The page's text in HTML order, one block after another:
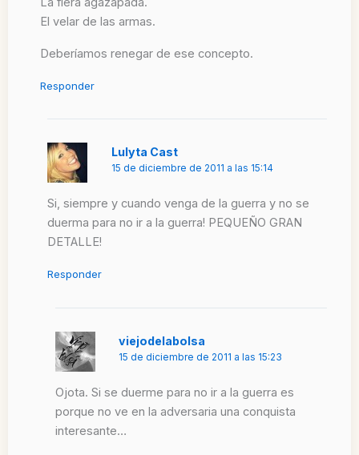
El velar de las armas.
Deberíamos renegar de ese concepto.
Responder
Lulyta Cast
15 de diciembre de 2011 a las 15:14
Si, siempre y cuando venga de la guerra y no se
duerma para no ir a la guerra! PEQUEÑO GRAN
DETALLE!
Responder
viejodelabolsa
15 de diciembre de 2011 a las 15:23
Ojota. Si se duerme para no ir a la guerra es
porque no ve en la adversaria una conquista
interesante…